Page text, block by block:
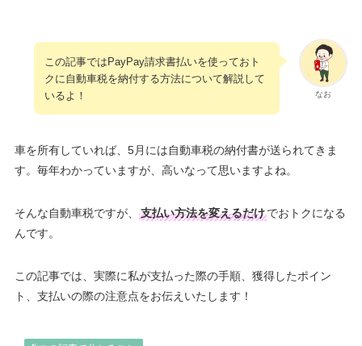
なお
この記事ではPayPay請求書払いを使っておト
クに自動車税を納付する方法について解説して
いるよ！
車を所有していれば、5月には自動車税の納付書が送られてきま
す。毎年わかっていますが、高いなって思いますよね。
そんな自動車税ですが、 支払い方法を変えるだけでおトクになる
んです。
この記事では、実際に私が支払った際の手順、獲得したポイン
ト、支払いの際の注意点をお伝えいたします！